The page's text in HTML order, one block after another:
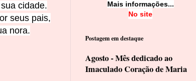
cidade.
seus pais,
nora.
Mais informações...
No site
Postagem em destaque
Agosto - Mês dedicado ao
Imaculado Coração de Maria